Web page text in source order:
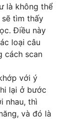
là không thể
sẽ tìm thấy
Điều này
loại câu
cách scan
với ý
lại ở bước
nhau, thì
và đó là